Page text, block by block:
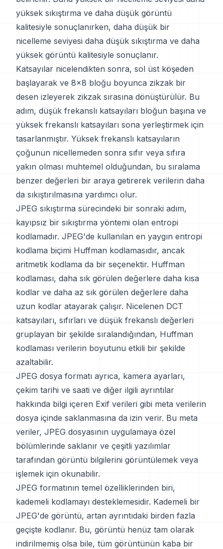
yüksek sıkıştırma ve daha düşük görüntü
kalitesiyle sonuçlanırken, daha düşük bir
nicelleme seviyesi daha düşük sıkıştırma ve daha
yüksek görüntü kalitesiyle sonuçlanır.
Katsayılar nicelendikten sonra, sol üst köşeden
başlayarak ve 8x8 bloğu boyunca zikzak bir
desen izleyerek zikzak sırasına dönüştürülür. Bu
adım, düşük frekanslı katsayıları bloğun başına ve
yüksek frekanslı katsayıları sona yerleştirmek için
tasarlanmıştır. Yüksek frekanslı katsayıların
çoğunun nicellemeden sonra sıfır veya sıfıra
yakın olması muhtemel olduğundan, bu sıralama
benzer değerleri bir araya getirerek verilerin daha
da sıkıştırılmasına yardımcı olur.
JPEG sıkıştırma sürecindeki bir sonraki adım,
kayıpsız bir sıkıştırma yöntemi olan entropi
kodlamadır. JPEG'de kullanılan en yaygın entropi
kodlama biçimi Huffman kodlamasıdır, ancak
aritmetik kodlama da bir seçenektir. Huffman
kodlaması, daha sık görülen değerlere daha kısa
kodlar ve daha az sık görülen değerlere daha
uzun kodlar atayarak çalışır. Nicelenen DCT
katsayıları, sıfırları ve düşük frekanslı değerleri
gruplayan bir şekilde sıralandığından, Huffman
kodlaması verilerin boyutunu etkili bir şekilde
azaltabilir.
JPEG dosya formatı ayrıca, kamera ayarları,
çekim tarihi ve saati ve diğer ilgili ayrıntılar
hakkında bilgi içeren Exif verileri gibi meta verilerin
dosya içinde saklanmasına da izin verir. Bu meta
veriler, JPEG dosyasının uygulamaya özel
bölümlerinde saklanır ve çeşitli yazılımlar
tarafından görüntü bilgilerini görüntülemek veya
işlemek için okunabilir.
JPEG formatının temel özelliklerinden biri,
kademeli kodlamayı desteklemesidir. Kademeli bir
JPEG'de görüntü, artan ayrıntıdaki birden fazla
geçişte kodlanır. Bu, görüntü henüz tam olarak
indirilmemiş olsa bile, tüm görüntünün kaba bir